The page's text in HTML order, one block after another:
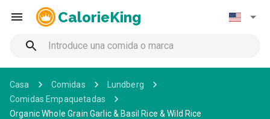
CalorieKing
Casa Comidas
Lundberg
Comidas Empaquetadas
Organic Whole Grain Garlic & Basil Rice & Wild Rice